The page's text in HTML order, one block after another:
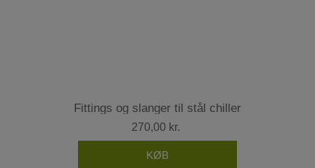
Fittings og slanger til stål chiller
270,00 kr.